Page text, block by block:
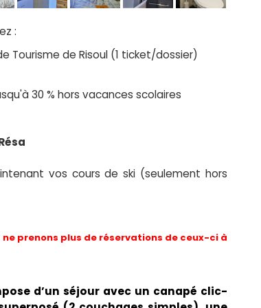
:
Tourisme de Risoul (1 ticket/dossier)
30 % hors vacances scolaires
vos cours de ski (seulement hors
prenons plus de réservations de ceux-ci à
d’un séjour avec un canapé clic-